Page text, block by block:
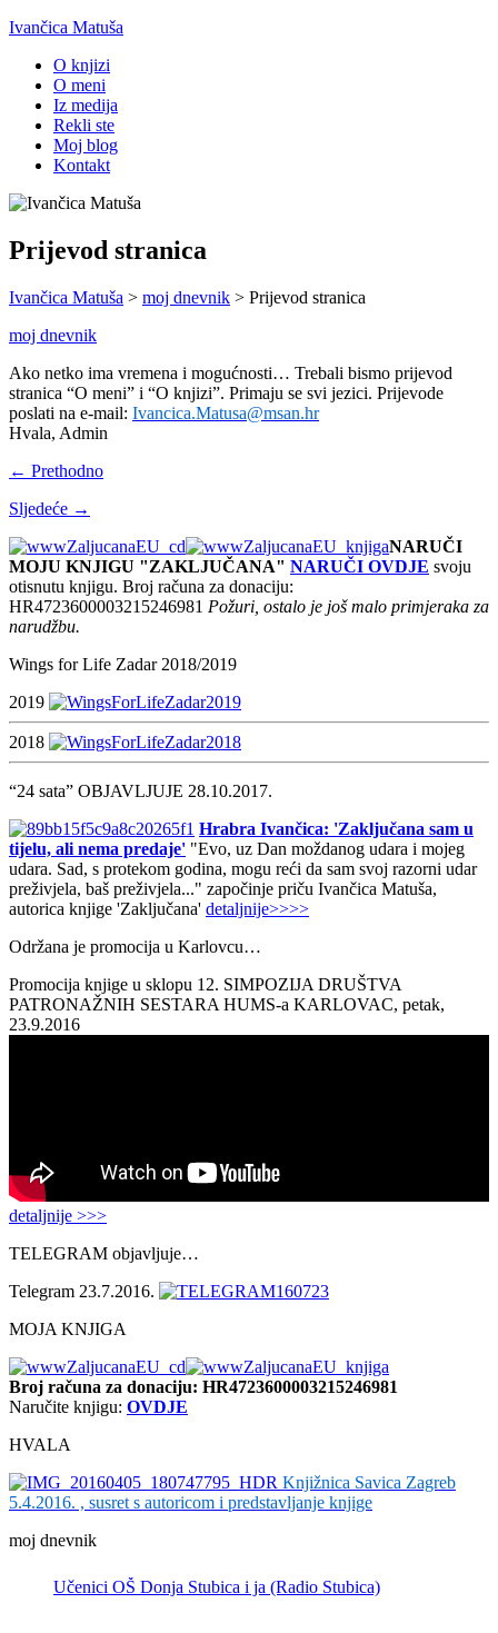
Ivančica Matuša
O knjizi
O meni
Iz medija
Rekli ste
Moj blog
Kontakt
Prijevod stranica
Ivančica Matuša > moj dnevnik > Prijevod stranica
moj dnevnik
Ako netko ima vremena i mogućnosti… Trebali bismo prijevod
stranica “O meni” i “O knjizi”. Primaju se svi jezici. Prijevode
poslati na e-mail: Ivancica.Matusa@msan.hr
Hvala, Admin
← Prethodno
Sljedeće →
NARUČI
MOJU KNJIGU "ZAKLJUČANA" NARUČI OVDJE svoju
otisnutu knjigu. Broj računa za donaciju:
HR4723600003215246981 Požuri, ostalo je još malo primjeraka za
narudžbu.
Wings for Life Zadar 2018/2019
2019
2018
“24 sata” OBJAVLJUJE 28.10.2017.
Hrabra Ivančica: 'Zaključana sam u
tijelu, ali nema predaje' "Evo, uz Dan moždanog udara i mojeg
udara. Sad, s protekom godina, mogu reći da sam svoj razorni udar
preživjela, baš preživjela..." započinje priču Ivančica Matuša,
autorica knjige 'Zaključana' detaljnije>>>>
Održana je promocija u Karlovcu…
Promocija knjige u sklopu 12. SIMPOZIJA DRUŠTVA
PATRONAŽNIH SESTARA HUMS-a KARLOVAC, petak,
23.9.2016
detaljnije >>>
TELEGRAM objavljuje…
Telegram 23.7.2016.
MOJA KNJIGA
Broj računa za donaciju: HR4723600003215246981
Naručite knjigu: OVDJE
HVALA
Knjižnica Savica Zagreb
5.4.2016. , susret s autoricom i predstavljanje knjige
moj dnevnik
Učenici OŠ Donja Stubica i ja (Radio Stubica)